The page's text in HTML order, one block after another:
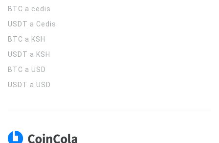
BTC a cedis
USDT a Cedis
BTC a KSH
USDT a KSH
BTC a USD
USDT a USD